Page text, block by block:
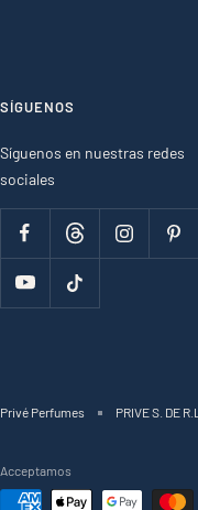
SÍGUENOS
Síguenos en nuestras redes
sociales
Privé Perfumes PRIVE S. DE R.L.
Acceptamos